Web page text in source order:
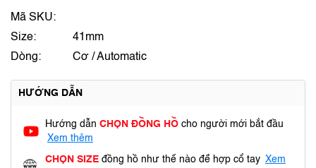
Mã SKU:
Size:
41mm
Dòng:
Cơ / Automatic
HƯỚNG DẪN
Hướng dẫn CHỌN ĐỒNG HỒ cho người mới bắt đầu
Xem thêm
CHỌN SIZE đồng hồ như thế nào để hợp cổ tay Xem